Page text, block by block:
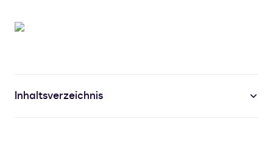
Inhaltsverzeichnis